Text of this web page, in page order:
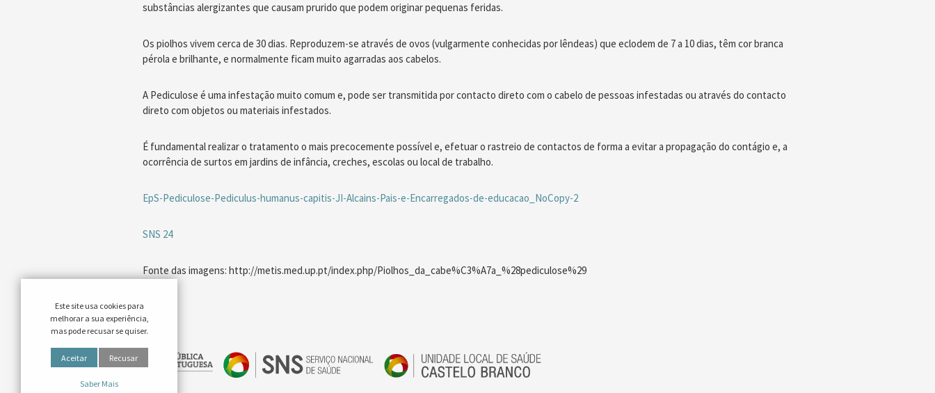
substâncias alergizantes que causam prurido que podem originar pequenas feridas.
Os piolhos vivem cerca de 30 dias. Reproduzem-se através de ovos (vulgarmente conhecidas por lêndeas) que eclodem de 7 a 10 dias, têm cor branca
pérola e brilhante, e normalmente ficam muito agarradas aos cabelos.
A Pediculose é uma infestação muito comum e, pode ser transmitida por contacto direto com o cabelo de pessoas infestadas ou através do contacto
direto com objetos ou materiais infestados.
É fundamental realizar o tratamento o mais precocemente possível e, efetuar o rastreio de contactos de forma a evitar a propagação do contágio e, a
ocorrência de surtos em jardins de infância, creches, escolas ou local de trabalho.
EpS-Pediculose-Pediculus-humanus-capitis-JI-Alcains-Pais-e-Encarregados-de-educacao_NoCopy-2
SNS 24
Fonte das imagens: http://metis.med.up.pt/index.php/Piolhos_da_cabe%C3%A7a_%28pediculose%29
Este site usa cookies para
melhorar a sua experiência,
mas pode recusar se quiser.
Aceitar Recusar
Saber Mais